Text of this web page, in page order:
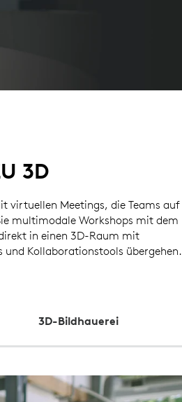
3D
virtuellen Meetings, die Teams auf
multimodale Workshops mit dem
in einen 3D-Raum mit
und Kollaborationstools übergehen.
3D-Bildhauerei